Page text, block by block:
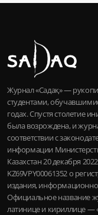
Журнал «Садақ» —
студентами,
годах. Спустя столетие
была возрождена, и
соответствии с
информации
Казахстан 20 декабря
KZ69VPY00061352 о
издания,
Официальное название
латинице и кириллице —